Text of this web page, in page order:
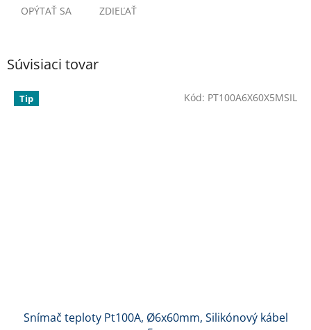
OPÝTAŤ SA ZDIEĽAŤ
Súvisiaci tovar
Tip
Snímač teploty Pt100A, Ø6x60mm, Silikónový kábel
Kód: PT100A6X60X5MSIL